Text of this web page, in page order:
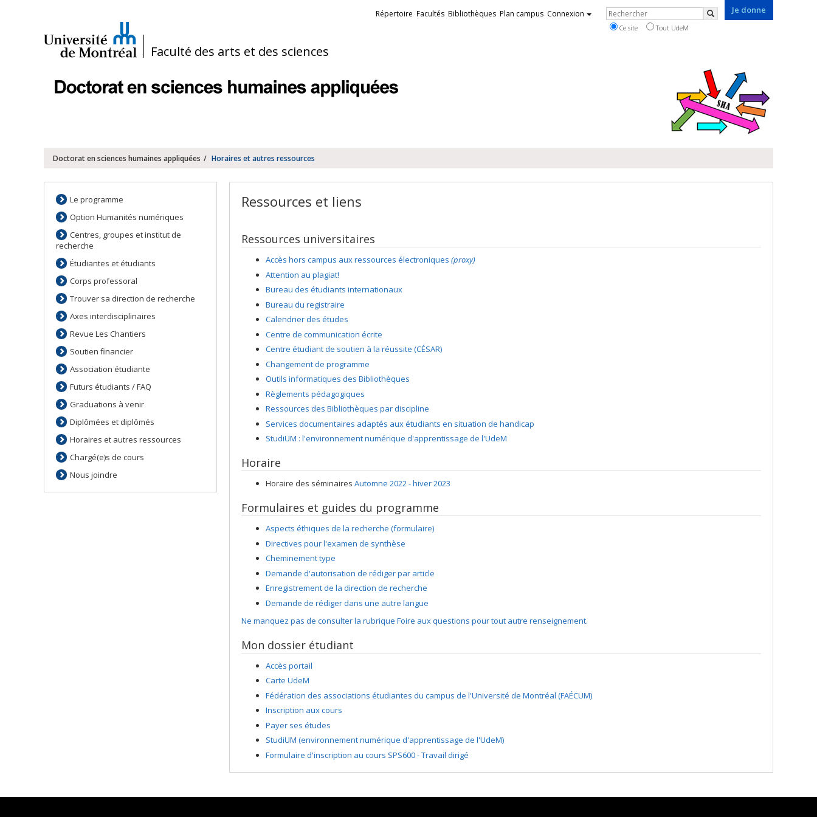
/Faculté des arts et des sciences
Je donne
Liens
externes
Répertoire Facultés Bibliothèques Plan campus Connexion Rechercher
Rechercher
Ce site Tout UdeM
principale
Doctorat en sciences humaines appliquées Horaires et autres ressources
Ressources et liens
Ressources universitaires
Accès hors campus aux ressources électroniques (proxy)
Attention au plagiat!
Bureau des étudiants internationaux
Bureau du registraire
Calendrier des études
Centre de communication écrite
Centre étudiant de soutien à la réussite (CÉSAR)
Changement de programme
Outils informatiques des Bibliothèques
Règlements pédagogiques
Ressources des Bibliothèques par discipline
Services documentaires adaptés aux étudiants en situation de handicap
StudiUM : l'environnement numérique d'apprentissage de l'UdeM
Horaire
Horaire des séminaires Automne 2022 - hiver 2023
Formulaires et guides du programme
Aspects éthiques de la recherche (formulaire)
Directives pour l'examen de synthèse
Cheminement type
Demande d'autorisation de rédiger par article
Enregistrement de la direction de recherche
Demande de rédiger dans une autre langue
Ne manquez pas de consulter la rubrique Foire aux questions pour tout autre renseignement.
Mon dossier étudiant
Accès portail
Carte UdeM
Fédération des associations étudiantes du campus de l'Université de Montréal (FAÉCUM)
Inscription aux cours
Payer ses études
StudiUM (environnement numérique d'apprentissage de l'UdeM)
Formulaire d'inscription au cours SPS600 - Travail dirigé
Le programme
Option Humanités numériques
Centres, groupes et institut de
recherche
Étudiantes et étudiants
Corps professoral
Trouver sa direction de recherche
Axes interdisciplinaires
Revue Les Chantiers
Soutien financier
Association étudiante
Futurs étudiants / FAQ
Graduations à venir
Diplômées et diplômés
Horaires et autres ressources
Chargé(e)s de cours
Nous joindre